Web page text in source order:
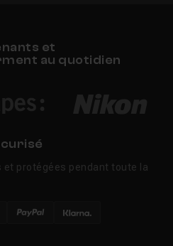
et
au quotidien
protégées pendant toute la